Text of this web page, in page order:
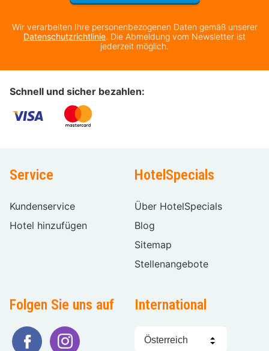
Wir verarbeiten Ihre personenbezogenen Daten gemäß unserer
Datenschutzrichtlinie. Die Abmeldung vom Newsletter ist
jederzeit möglich.
Schnell und sicher bezahlen:
Service
Kundenservice
Hotel hinzufügen
HotelSpecials
Über HotelSpecials
Blog
Sitemap
Stellenangebote
Folgen Sie uns auf International
Sprache
wählen